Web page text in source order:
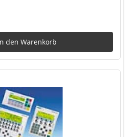
den Warenkorb